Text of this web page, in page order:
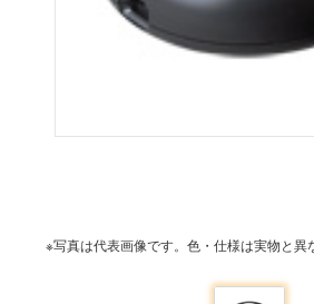
※写真は代表画像です。色・仕様は実物と異